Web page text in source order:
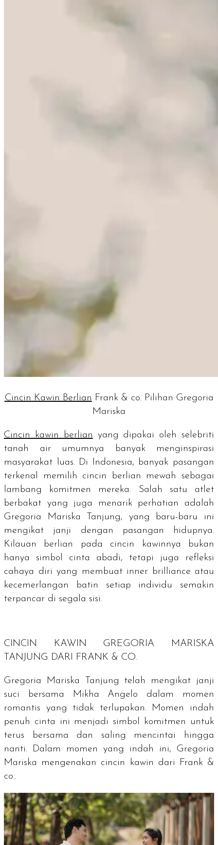
Cincin Kawin Berlian Frank & co. Pilihan Gregoria
Mariska
Cincin kawin berlian yang dipakai oleh selebriti
tanah air umumnya banyak menginspirasi
masyarakat luas. Di Indonesia, banyak pasangan
terkenal memilih cincin berlian mewah sebagai
lambang komitmen mereka. Salah satu atlet
berbakat yang juga menarik perhatian adalah
Gregoria Mariska Tanjung, yang baru-baru ini
mengikat janji dengan pasangan hidupnya.
Kilauan berlian pada cincin kawinnya bukan
hanya simbol cinta abadi, tetapi juga refleksi
cahaya diri yang membuatinner brilliance atau
kecemerlangan batin setiap individu semakin
terpancar di segala sisi.
CINCIN KAWIN GREGORIA MARISKA
TANJUNG DARI FRANK & CO.
Gregoria Mariska Tanjung telah mengikat janji
suci bersama Mikha Angelo dalam momen
romantis yang tidak terlupakan. Momen indah
penuh cinta ini menjadi simbol komitmen untuk
terus bersama dan saling mencintai hingga
nanti. Dalam momen yang indah ini, Gregoria
Mariska mengenakan cincin kawin dari Frank &
co..